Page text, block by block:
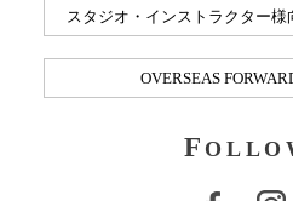
スタジオ・インストラクター様
OVERSEAS
F